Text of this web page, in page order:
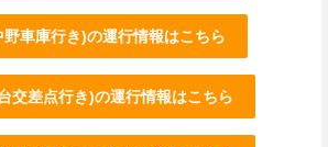
車庫行き)の運行情報はこちら
交差点行き)の運行情報はこちら